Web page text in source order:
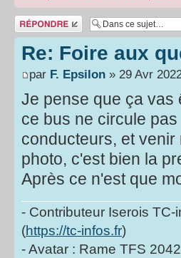
Répondre
Re: Foire aux
par F. Epsilon » 29 Avr
Je pense que ça vas
ce bus ne circule
conducteurs, et
photo, c'est bien la
Après ce n'est que
- Contributeur Iserois TC-
(https://tc-infos.fr)
- Avatar : Rame TFS